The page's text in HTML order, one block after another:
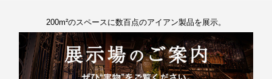
200m²のスペースに数百点のアイアン製品を展示。